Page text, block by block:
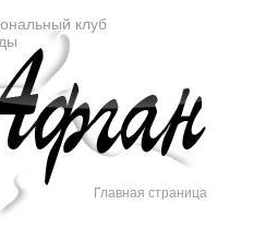
клуб
Главная страница